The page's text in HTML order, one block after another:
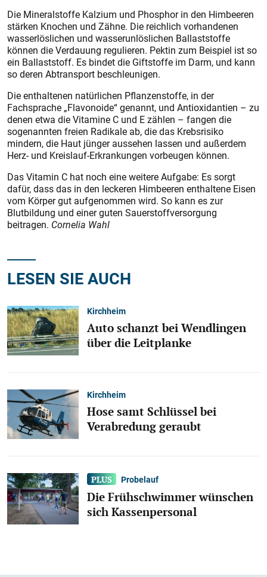
Die Mineralstoffe Kalzium und Phosphor in den Himbeeren
stärken Knochen und Zähne. Die reichlich vorhandenen
wasserlöslichen und wasserunlöslichen Ballaststoffe
können die Verdauung regulieren. Pektin zum Beispiel ist so
ein Ballaststoff. Es bindet die Giftstoffe im Darm, und kann
so deren Abtransport beschleunigen.
Die enthaltenen natürlichen Pflanzenstoffe, in der
Fachsprache „Flavonoide“ genannt, und Antioxidantien – zu
denen etwa die Vitamine C und E zählen – fangen die
sogenannten freien Radikale ab, die das Krebsrisiko
mindern, die Haut jünger aussehen lassen und außerdem
Herz- und Kreislauf-Erkrankungen vorbeugen können.
Das Vitamin C hat noch eine weitere Aufgabe: Es sorgt
dafür, dass das in den leckeren Himbeeren enthaltene Eisen
vom Körper gut aufgenommen wird. So kann es zur
Blutbildung und einer guten Sauerstoffversorgung
beitragen. Cornelia Wahl
LESEN SIE AUCH
Kirchheim
Auto schanzt bei Wendlingen
über die Leitplanke
Kirchheim
Hose samt Schlüssel bei
Verabredung geraubt
Probelauf
Die Frühschwimmer wünschen
sich Kassenpersonal